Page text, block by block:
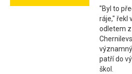
"Byl to
ráje," řekl
odletem
patří do
škol.